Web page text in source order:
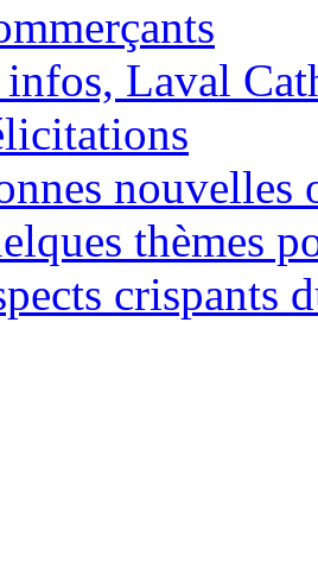
Laval
nouvelles
thèmes
crispants